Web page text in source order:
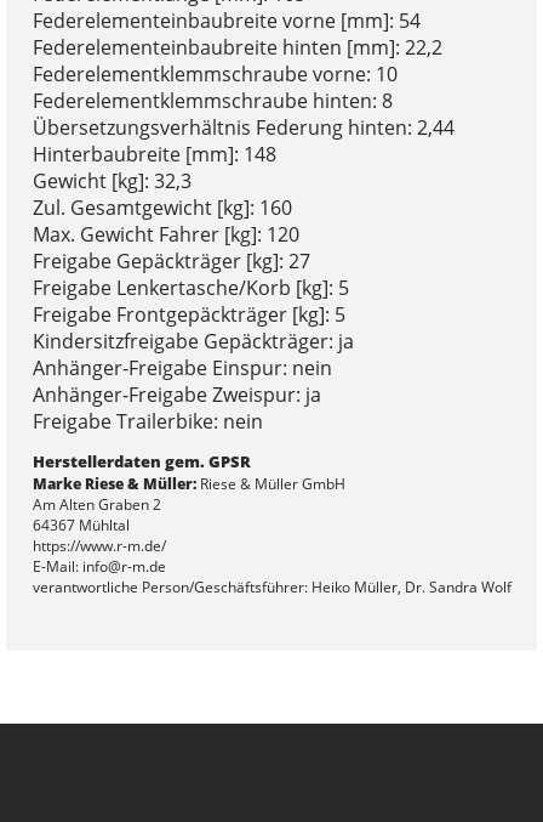
Federelementeinbaubreite vorne [mm]: 54
Federelementeinbaubreite hinten [mm]: 22,2
Federelementklemmschraube vorne: 10
Federelementklemmschraube hinten: 8
Übersetzungsverhältnis Federung hinten: 2,44
Hinterbaubreite [mm]: 148
Gewicht [kg]: 32,3
Zul. Gesamtgewicht [kg]: 160
Max. Gewicht Fahrer [kg]: 120
Freigabe Gepäckträger [kg]: 27
Freigabe Lenkertasche/Korb [kg]: 5
Freigabe Frontgepäckträger [kg]: 5
Kindersitzfreigabe Gepäckträger: ja
Anhänger-Freigabe Einspur: nein
Anhänger-Freigabe Zweispur: ja
Freigabe Trailerbike: nein
Herstellerdaten gem. GPSR
Marke Riese & Müller:Riese & Müller GmbH
Am Alten Graben 2
64367 Mühltal
https://www.r-m.de/
E-Mail: info@r-m.de
verantwortliche Person/Geschäftsführer: Heiko Müller, Dr. Sandra Wolf